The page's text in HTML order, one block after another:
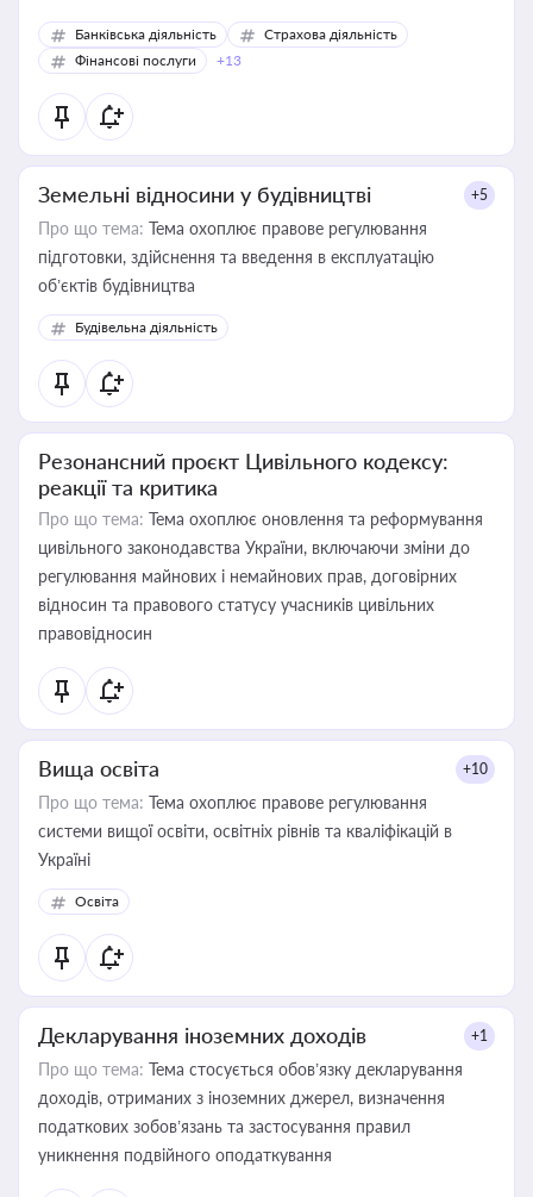
Банківська діяльність
Страхова діяльність
Фінансові послуги
+13
Земельні відносини у будівництві +5
Про що тема: Тема охоплює правове регулювання
підготовки, здійснення та введення в експлуатацію
об’єктів будівництва
Будівельна діяльність
Резонансний проєкт Цивільного кодексу:
реакції та критика
Про що тема: Тема охоплює оновлення та реформування
цивільного законодавства України, включаючи зміни до
регулювання майнових і немайнових прав, договірних
відносин та правового статусу учасників цивільних
правовідносин
Вища освіта +10
Про що тема: Тема охоплює правове регулювання
системи вищої освіти, освітніх рівнів та кваліфікацій в
Україні
Освіта
Декларування іноземних доходів +1
Про що тема: Тема стосується обов’язку декларування
доходів, отриманих з іноземних джерел, визначення
податкових зобов’язань та застосування правил
уникнення подвійного оподаткування